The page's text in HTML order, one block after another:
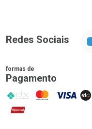
Redes Sociais
formas de
Pagamento
PIX MasterCard
VISA ELO
Hipercard